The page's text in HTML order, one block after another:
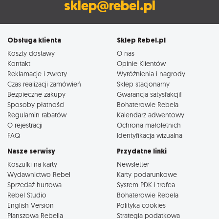
sklep@rebel.pl
Obsługa klienta
Koszty dostawy
Kontakt
Reklamacje i zwroty
Czas realizacji zamówień
Bezpieczne zakupy
Sposoby płatności
Regulamin rabatów
O rejestracji
FAQ
Sklep Rebel.pl
O nas
Opinie Klientów
Wyróżnienia i nagrody
Sklep stacjonarny
Gwarancja satysfakcji!
Bohaterowie Rebela
Kalendarz adwentowy
Ochrona małoletnich
Identyfikacja wizualna
Nasze serwisy
Koszulki na karty
Wydawnictwo Rebel
Sprzedaż hurtowa
Rebel Studio
English Version
Planszowa Rebelia
Przydatne linki
Newsletter
Karty podarunkowe
System PDK i trofea
Bohaterowie Rebela
Polityka cookies
Strategia podatkowa